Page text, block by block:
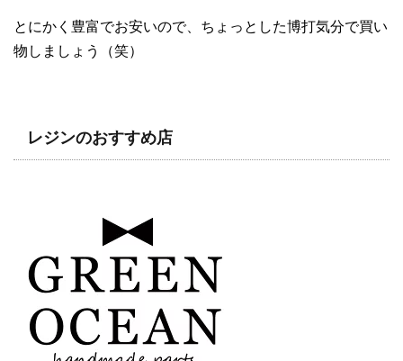
とにかく豊富でお安いので、ちょっとした博打気分で買い
物しましょう（笑）
レジンのおすすめ店